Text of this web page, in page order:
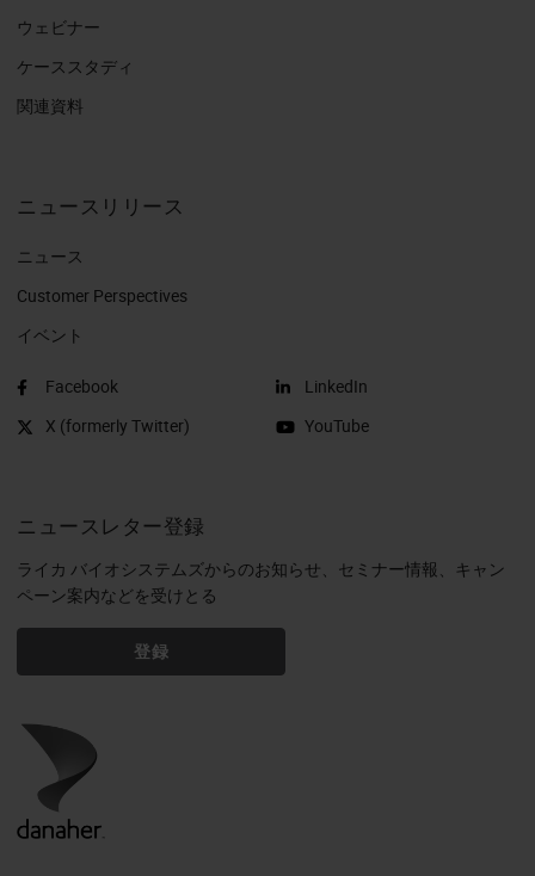
ウェビナー
ケーススタディ
関連資料
ニュースリリース
ニュース
Customer Perspectives​
イベント
Facebook
X (formerly Twitter)
LinkedIn
YouTube
ニュースレター登録
ライカ バイオシステムズからのお知らせ、セミナー情報、キャン
ペーン案内などを受けとる
登録